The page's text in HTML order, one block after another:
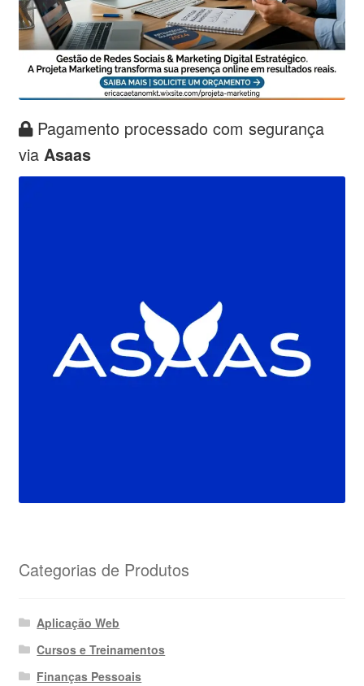
Pagamento processado com segurança
via Asaas
Categorias de Produtos
Aplicação Web
Cursos e Treinamentos
Finanças Pessoais